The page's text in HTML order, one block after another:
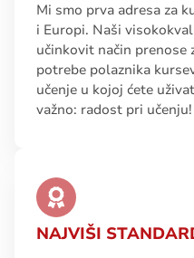
Mi smo prva adresa za
i Europi. Naši
učinkovit način prenose
potrebe polaznika
učenje u kojoj ćete
važno: radost pri učenju!
NAJVIŠI